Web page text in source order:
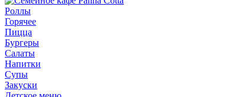
Роллы
Горячее
Пицца
Бургеры
Салаты
Напитки
Супы
Закуски